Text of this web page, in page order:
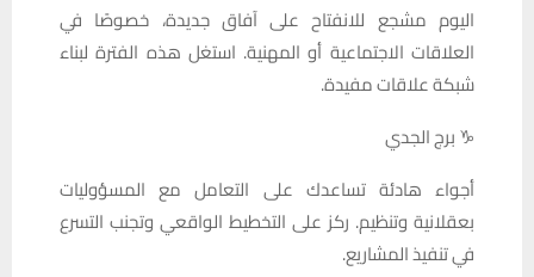
اليوم مشجع للانفتاح على آفاق جديدة، خصوصًا في
العلاقات الاجتماعية أو المهنية. استغل هذه الفترة لبناء
شبكة علاقات مفيدة.
♑ برج الجدي
أجواء هادئة تساعدك على التعامل مع المسؤوليات
بعقلانية وتنظيم. ركز على التخطيط الواقعي وتجنب التسرع
في تنفيذ المشاريع.